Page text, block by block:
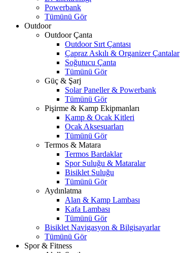
Powerbank
Tümünü Gör
Outdoor
Outdoor Çanta
Outdoor Sırt Çantası
Çapraz Askılı & Organizer Çantalar
Soğutucu Çanta
Tümünü Gör
Güç & Şarj
Solar Paneller & Powerbank
Tümünü Gör
Pişirme & Kamp Ekipmanları
Kamp & Ocak Kitleri
Ocak Aksesuarları
Tümünü Gör
Termos & Matara
Termos Bardaklar
Spor Suluğu & Mataralar
Bisiklet Suluğu
Tümünü Gör
Aydınlatma
Alan & Kamp Lambası
Kafa Lambası
Tümünü Gör
Bisiklet Navigasyon & Bilgisayarlar
Tümünü Gör
Spor & Fitness